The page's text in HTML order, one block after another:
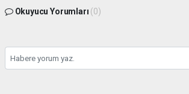
Okuyucu Yorumları (0)